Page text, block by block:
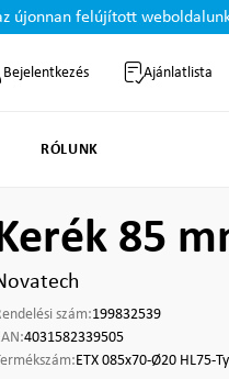
újonnan felújított
Bejelentkezés Ajánlatlista
RÓLUNK
85
szám:199832539
4031582339505
ETX 085x70-Ø20 HL75-